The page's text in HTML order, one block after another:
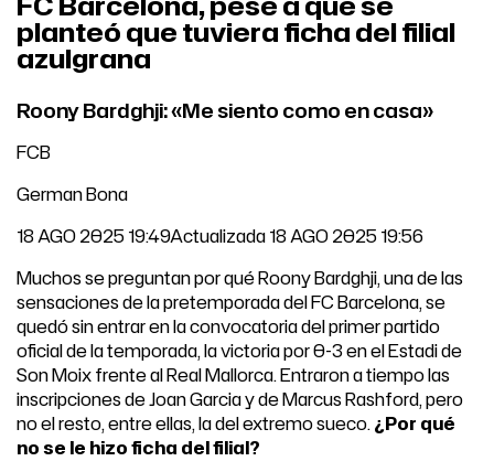
planteó que tuviera ficha del filial
azulgrana
Roony Bardghji: «Me siento como en casa»
FCB
German Bona
18 AGO 2025 19:49Actualizada 18 AGO 2025 19:56
Muchos se preguntan por qué Roony Bardghji, una de las
sensaciones de la pretemporada del FC Barcelona, se
quedó sin entrar en la convocatoria del primer partido
oficial de la temporada, la victoria por 0-3 en el Estadi de
Son Moix frente al Real Mallorca. Entraron a tiempo las
inscripciones de Joan Garcia y de Marcus Rashford, pero
no el resto, entre ellas, la del extremo sueco.¿Por qué
no se le hizo ficha del filial?